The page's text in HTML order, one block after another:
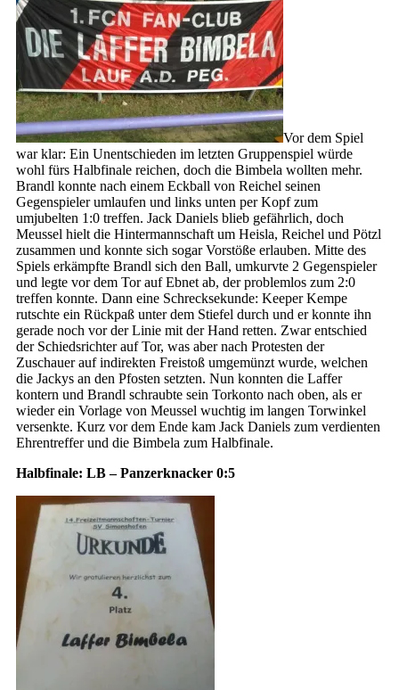
Vor dem Spiel
war klar: Ein Unentschieden im letzten Gruppenspiel würde
wohl fürs Halbfinale reichen, doch die Bimbela wollten mehr.
Brandl konnte nach einem Eckball von Reichel seinen
Gegenspieler umlaufen und links unten per Kopf zum
umjubelten 1:0 treffen. Jack Daniels blieb gefährlich, doch
Meussel hielt die Hintermannschaft um Heisla, Reichel und Pötzl
zusammen und konnte sich sogar Vorstöße erlauben. Mitte des
Spiels erkämpfte Brandl sich den Ball, umkurvte 2 Gegenspieler
und legte vor dem Tor auf Ebnet ab, der problemlos zum 2:0
treffen konnte. Dann eine Schrecksekunde: Keeper Kempe
rutschte ein Rückpaß unter dem Stiefel durch und er konnte ihn
gerade noch vor der Linie mit der Hand retten. Zwar entschied
der Schiedsrichter auf Tor, was aber nach Protesten der
Zuschauer auf indirekten Freistoß umgemünzt wurde, welchen
die Jackys an den Pfosten setzten. Nun konnten die Laffer
kontern und Brandl schraubte sein Torkonto nach oben, als er
wieder ein Vorlage von Meussel wuchtig im langen Torwinkel
versenkte. Kurz vor dem Ende kam Jack Daniels zum verdienten
Ehrentreffer und die Bimbela zum Halbfinale.
Halbfinale: LB – Panzerknacker 0:5